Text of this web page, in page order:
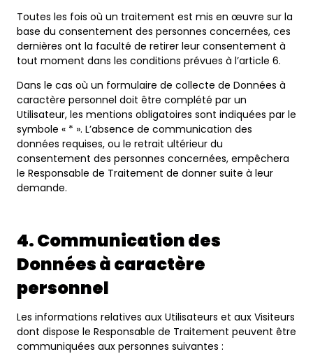
Toutes les fois où un traitement est mis en œuvre sur la
base du consentement des personnes concernées, ces
dernières ont la faculté de retirer leur consentement à
tout moment dans les conditions prévues à l’article 6.
Dans le cas où un formulaire de collecte de Données à
caractère personnel doit être complété par un
Utilisateur, les mentions obligatoires sont indiquées par le
symbole « * ». L’absence de communication des
données requises, ou le retrait ultérieur du
consentement des personnes concernées, empêchera
le Responsable de Traitement de donner suite à leur
demande.
4. Communication des
Données à caractère
personnel
Les informations relatives aux Utilisateurs et aux Visiteurs
dont dispose le Responsable de Traitement peuvent être
communiquées aux personnes suivantes :